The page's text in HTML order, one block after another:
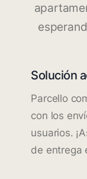
Solución
Parcello
con los
usuarios.
de entrega